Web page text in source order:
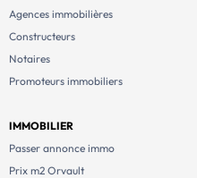
Agences immobilières
Constructeurs
Notaires
Promoteurs immobiliers
IMMOBILIER
Passer annonce immo
Prix m2 Orvault